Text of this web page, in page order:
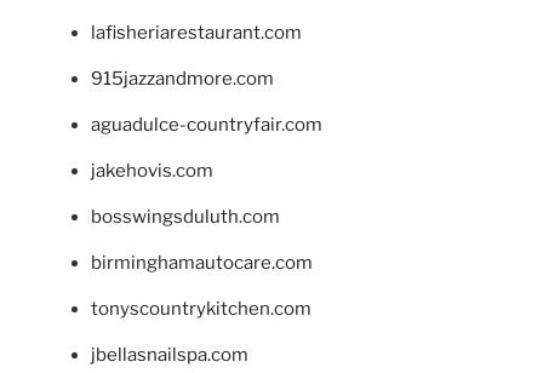
lafisheriarestaurant.com
915jazzandmore.com
aguadulce-countryfair.com
jakehovis.com
bosswingsduluth.com
birminghamautocare.com
tonyscountrykitchen.com
jbellasnailspa.com